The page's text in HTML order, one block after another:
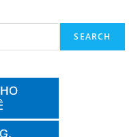
SEARCH